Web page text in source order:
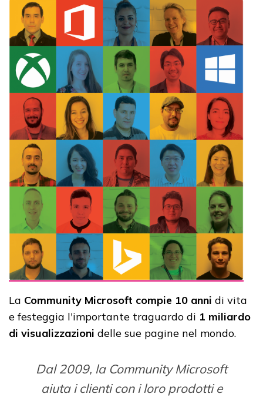
La Community Microsoft compie 10 anni di vita
e festeggia l'importante traguardo di 1 miliardo
di visualizzazioni delle sue pagine nel mondo.
Dal 2009, la Community Microsoft
aiuta i clienti con i loro prodotti e